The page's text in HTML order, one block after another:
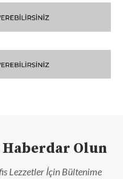
Olun
Lezzetler İçin Bültenime